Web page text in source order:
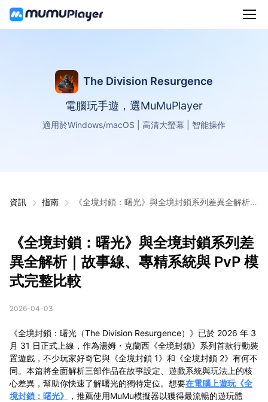
The Division Resurgence
電腦玩手遊，選MuMuPlayer
適用於Windows/macOS | 高清大螢幕 | 智能操作
資訊 指南
《全境封鎖：曙光》與全境封鎖系列差異全解析｜
《全境封鎖：曙光》與全境封鎖系列差
異全解析｜故事線、專精系統與 PvP 模
式完整比較
2026-04-03
《全境封鎖：曙光（The Division Resurgence）》已於 2026 年 3
月 31 日正式上線，作為湯姆・克蘭西《全境封鎖》系列首款行動裝
置遊戲，不少玩家好奇它與《全境封鎖 1》和《全境封鎖 2》有何不
同。本篇將全面解析三部作品在故事設定、遊戲系統與玩法上的核
心差異，幫助你快速了解曙光的獨特定位。想要在電腦上遊玩《全
境封鎖：曙光》
，推薦使用MuMu模擬器以獲得最流暢的遊玩體